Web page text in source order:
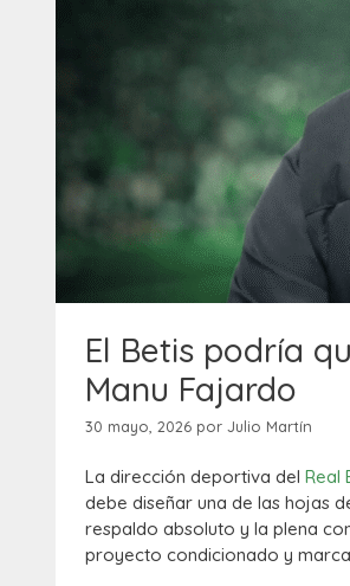
El Betis podría
Manu Fajardo
30 mayo, 2026 por Julio Martín
La dirección deportiva del Real
debe diseñar una de las hojas
respaldo absoluto y la plena
proyecto condicionado y